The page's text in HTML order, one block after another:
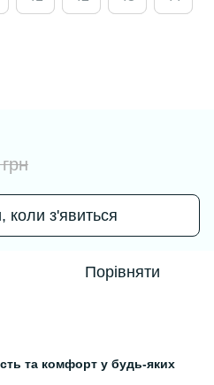
коли з'явиться
Порівняти
та комфорт у будь-яких